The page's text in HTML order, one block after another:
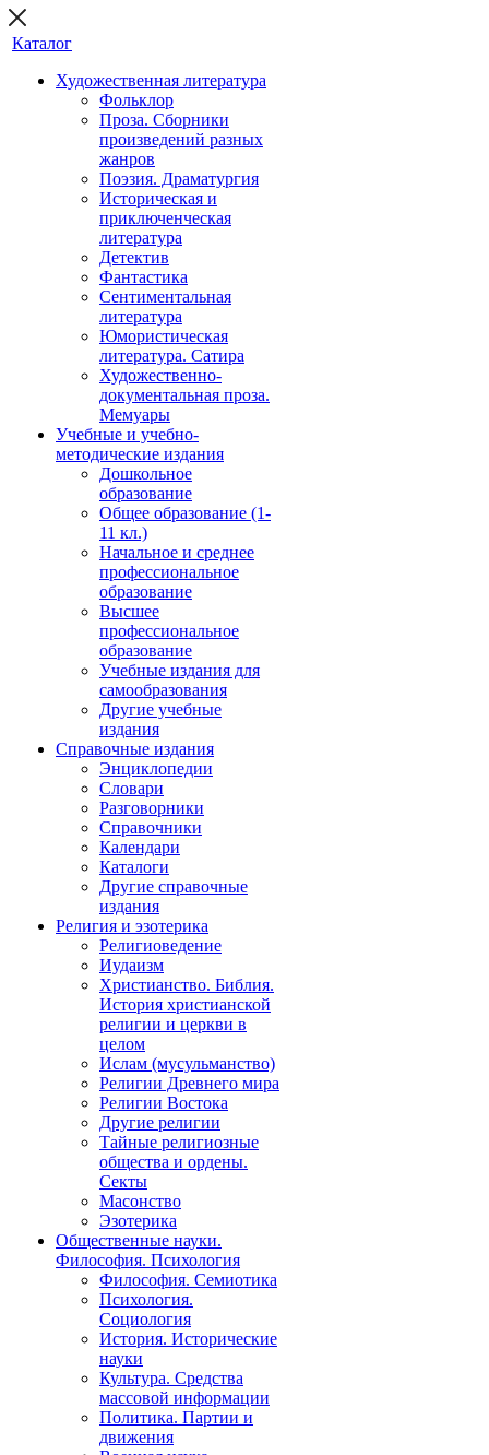
Каталог
Художественная литература
Фольклор
Проза. Сборники
произведений разных
жанров
Поэзия. Драматургия
Историческая и
приключенческая
литература
Детектив
Фантастика
Сентиментальная
литература
Юмористическая
литература. Сатира
Художественно-
документальная проза.
Мемуары
Учебные и учебно-
методические издания
Дошкольное
образование
Общее образование (1-
11 кл.)
Начальное и среднее
профессиональное
образование
Высшее
профессиональное
образование
Учебные издания для
самообразования
Другие учебные
издания
Справочные издания
Энциклопедии
Словари
Разговорники
Справочники
Календари
Каталоги
Другие справочные
издания
Религия и эзотерика
Религиоведение
Иудаизм
Христианство. Библия.
История христианской
религии и церкви в
целом
Ислам (мусульманство)
Религии Древнего мира
Религии Востока
Другие религии
Тайные религиозные
общества и ордены.
Секты
Масонство
Эзотерика
Общественные науки.
Философия. Психология
Философия. Семиотика
Психология.
Социология
История. Исторические
науки
Культура. Средства
массовой информации
Политика. Партии и
движения